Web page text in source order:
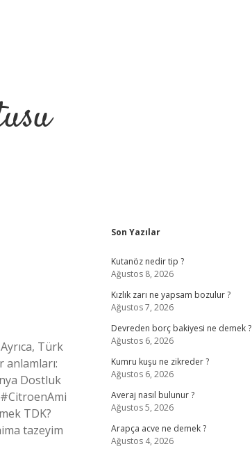
Türk
Dostluk
TDK?
Sidebar
Son Yazılar
Kutanöz nedir tip ?
Ağustos 8, 2026
Kızlık zarı ne yapsam bozulur ?
Ağustos 7, 2026
Devreden borç bakiyesi ne demek ?
Ağustos 6, 2026
Kumru kuşu ne zikreder ?
Ağustos 6, 2026
Averaj nasıl bulunur ?
Ağustos 5, 2026
Arapça acve ne demek ?
Ağustos 4, 2026